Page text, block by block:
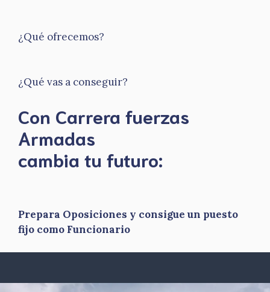
¿Qué ofrecemos?
¿Qué vas a conseguir?
Con Carrera fuerzas
Armadas
​cambia tu futuro:
Prepara Oposiciones y consigue un puesto
fijo como Funcionario